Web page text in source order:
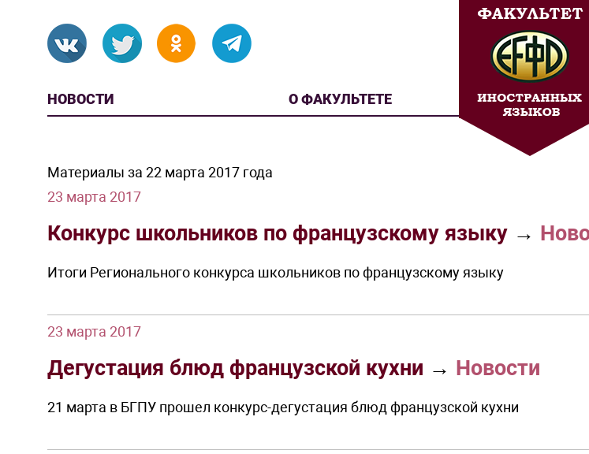
НОВОСТИ О ФАКУЛЬТЕТЕ
Материалы за 22 марта 2017 года
23 марта 2017
Конкурс школьников по французскому языку →
Итоги Регионального конкурса школьников по французскому языку
23 марта 2017
Дегустация блюд французской кухни → Новости
21 марта в БГПУ прошел конкурс-дегустация блюд французской кухни